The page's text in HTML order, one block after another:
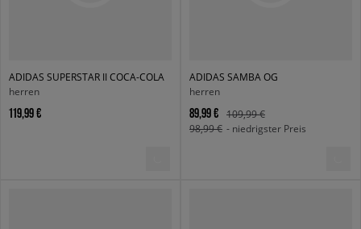
ADIDAS SUPERSTAR II COCA-COLA
herren
119,99 €
ADIDAS SAMBA OG
herren
89,99 €
109,99 €
98,99 € - niedrigster Preis